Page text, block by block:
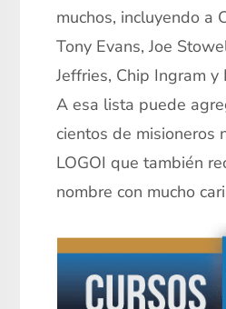
muchos, incluyendo a
Tony Evans, Joe
Jeffries, Chip Ingram y
A esa lista puede
cientos de misioneros
LOGOI que también
nombre con mucho